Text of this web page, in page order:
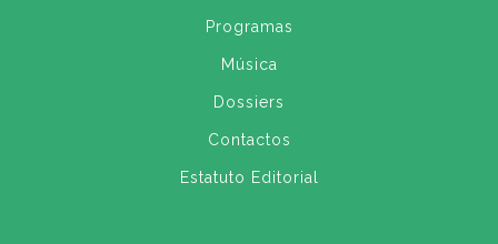
Programas
Música
Dossiers
Contactos
Estatuto Editorial